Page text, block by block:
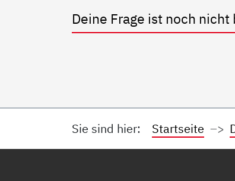
Deine Frage ist noch
Sie sind hier: Startseite